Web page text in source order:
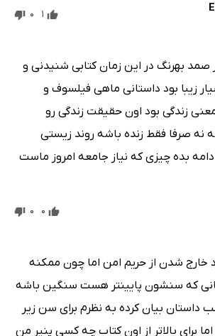
1
0
صمد بهرنگ در این زمان کتابی شنیدنی و
زیبا بود داستانی ماهی فیلسوف و
زندگی بود اون حقیقت زندگی رو
نه صرفا فقط زنده باشه روند زیستی
بده چیزی که نیاز جامعه امروز ماست
0
0
خارج شدن از حریم امن اما چون ممکنه
که سنشون پایینتر هست سنگین باشه
داستان بیان کرده به نظرم برای سن زیر
برای بالاتر از اون کتاب چه کسی پنیر من